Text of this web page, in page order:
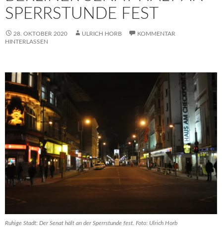
SPERRSTUNDE FEST
28. OKTOBER 2020 ULRICH HORB
KOMMENTAR
HINTERLASSEN
Ruhige Stadt: Der Senat hält an der Sperrstunde fest. Foto: Ulrich Horb